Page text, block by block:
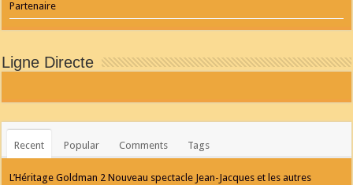
Partenaire
Ligne Directe
Recent Popular Comments Tags
L’Héritage Goldman 2 Nouveau spectacle Jean-Jacques et les autres